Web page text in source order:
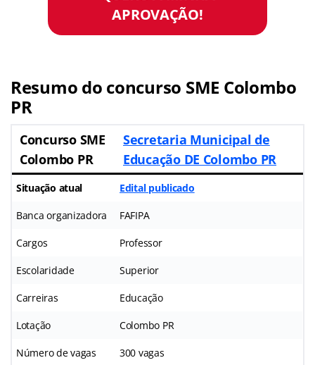
APROVAÇÃO!
Resumo do concurso SME Colombo
PR
Concurso SME
Colombo PR
Secretaria Municipal de
Educação DE Colombo PR
Situação atual Edital publicado
Banca organizadora FAFIPA
Cargos Professor
Escolaridade Superior
Carreiras Educação
Lotação Colombo PR
Número de vagas 300 vagas